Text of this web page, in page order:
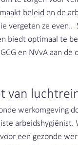
beleid en de
vergeten ze even..
biedt optimaal te
en NVvA aan de
van
werkomgeving
arbeidshygiënist.
een gezonde